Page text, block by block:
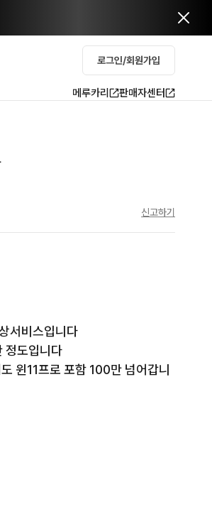
로그인/회원가입
메루카리 판매자센터
신고하기
서비스입니다
정도입니다
윈11프로 포함 100만 넘어갑니
로 신제품입니다.
미개봉 완전 신품 맞습니다